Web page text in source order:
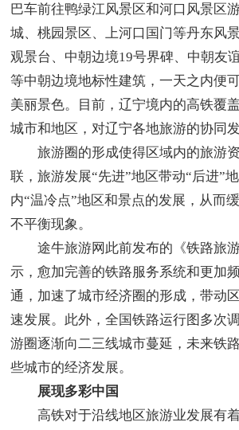
巴车前往鸭绿江风景区和河口风景区
城、桃园景区、上河口国门等丹东风
观景台、中朝边境19号界碑、中朝友
等中朝边境地标性建筑，一天之内便
美丽景色。目前，辽宁境内的高铁覆
城市和地区，对辽宁各地旅游的协同
旅游圈的形成使得区域内的旅游资
联，旅游发展“先进”地区带动“后进”
内“温冷点”地区和景点的发展，从而
不平衡现象。
途牛旅游网此前发布的《铁路旅游
示，愈加完善的铁路服务系统和更加
通，加速了城市经济圈的形成，带动
速发展。此外，全国铁路运行图多次
游圈逐渐向二三线城市蔓延，未来铁
些城市的经济发展。
展现多彩中国
高铁对于沿线地区旅游业发展有